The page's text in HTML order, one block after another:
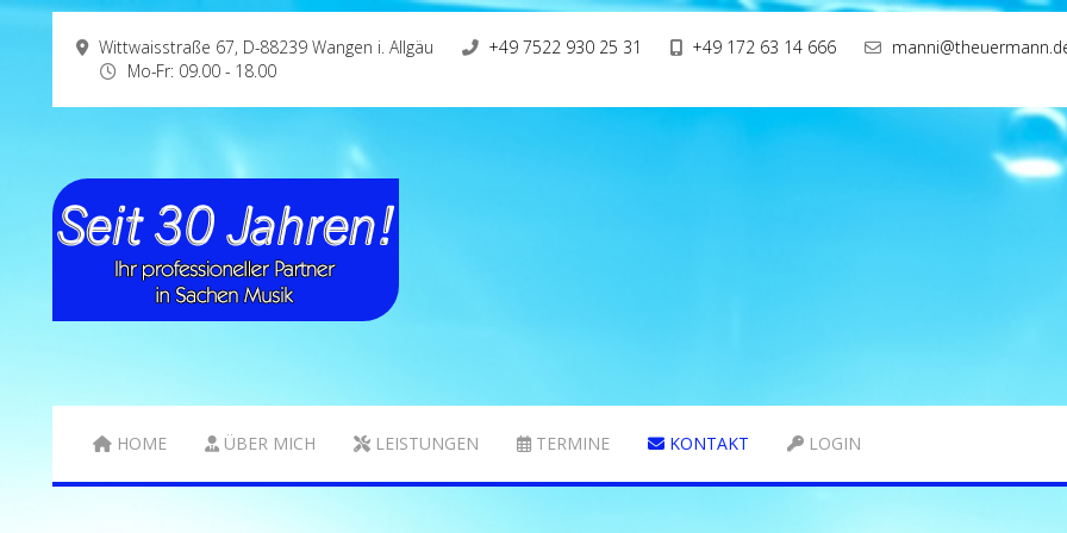
Wittwaisstraße 67, D-88239 Wangen i. Allgäu +49 7522 930 25 31 +49 172 63 14 666
Mo-Fr: 09.00 - 18.00
HOME ÜBER MICH LEISTUNGEN TERMINE KONTAKT LOGIN